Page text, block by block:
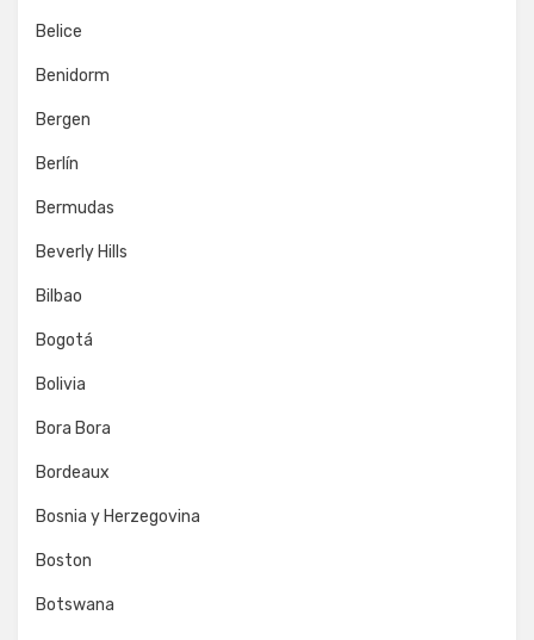
Belice
Benidorm
Bergen
Berlín
Bermudas
Beverly Hills
Bilbao
Bogotá
Bolivia
Bora Bora
Bordeaux
Bosnia y Herzegovina
Boston
Botswana